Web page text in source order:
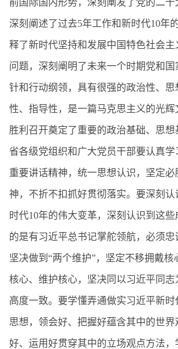
深刻阐述了过去5年工作和新时代10年
释了新时代坚持和发展中国特色社会
问题，深刻阐明了未来一个时期党和
针和行动纲领，具有很强的政治性、
性、指导性，是一篇马克思主义的光
胜利召开奠定了重要的政治基础、思
省各级党组织和广大党员干部要认真
重要讲话精神，统一思想认识，坚定
神，不折不扣抓好贯彻落实。要深刻
时代10年的伟大变革，深刻认识到这
的是有习近平总书记掌舵领航，必须忠
坚决做到“两个维护”，坚定不移拥戴
核心、维护核心，坚决同以习近平同
高度一致。要学懂弄通做实习近平新
思想，领会好、把握好蕴含其中的世
好、运用好贯穿其中的立场观点方法